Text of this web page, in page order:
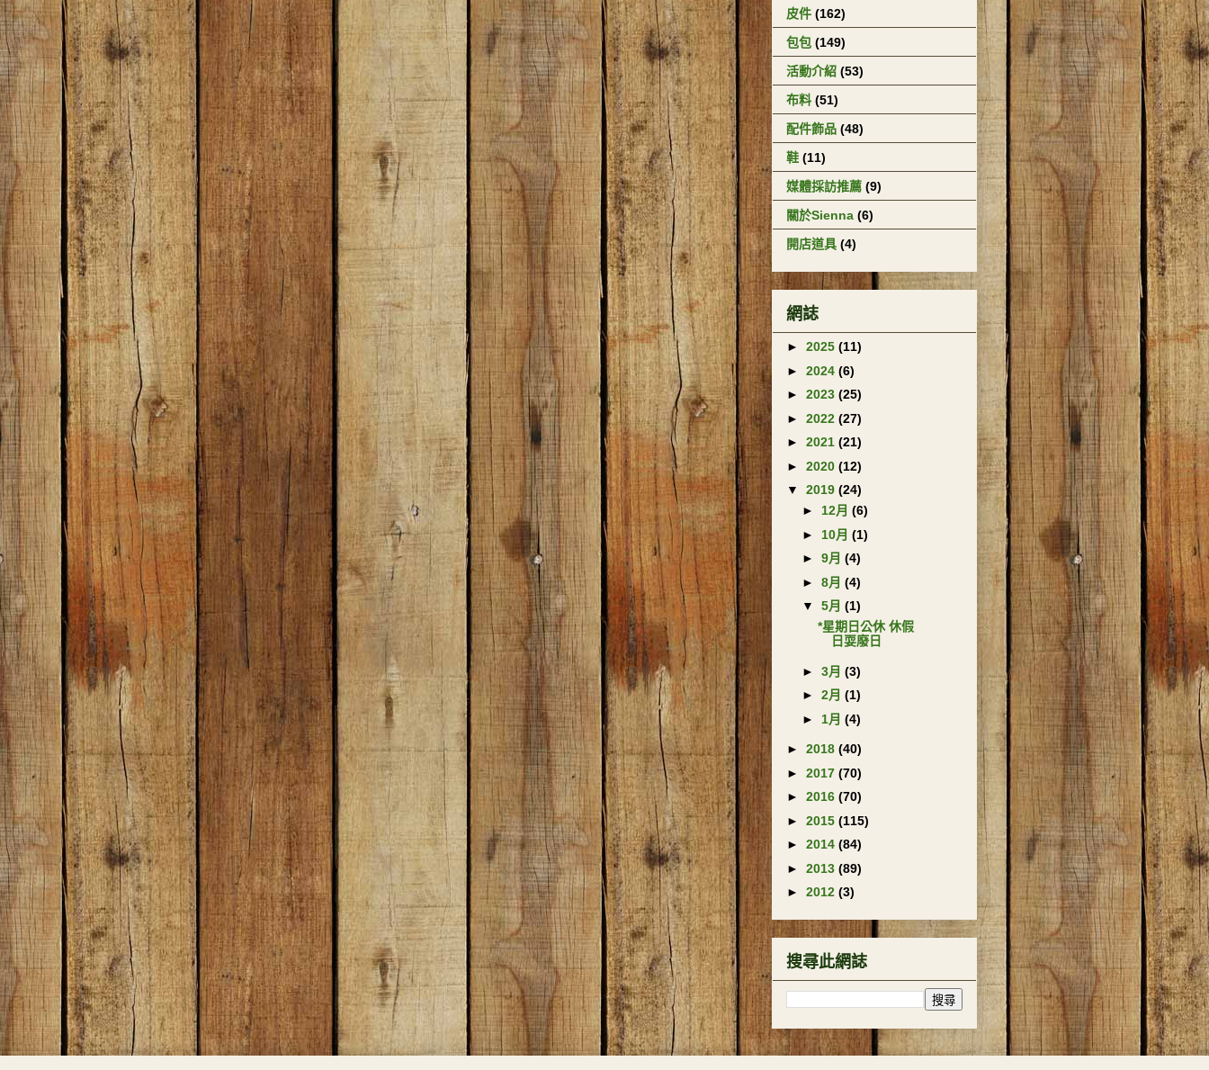
皮件 (162)
包包 (149)
活動介紹 (53)
布料 (51)
配件飾品 (48)
鞋 (11)
媒體採訪推薦 (9)
關於Sienna (6)
開店道具 (4)
網誌
► 2025 (11)
► 2024 (6)
► 2023 (25)
► 2022 (27)
► 2021 (21)
► 2020 (12)
▼ 2019 (24)
► 12月 (6)
► 10月 (1)
► 9月 (4)
► 8月 (4)
▼ 5月 (1)
*星期日公休 休假
日耍廢日
► 3月 (3)
► 2月 (1)
► 1月 (4)
► 2018 (40)
► 2017 (70)
► 2016 (70)
► 2015 (115)
► 2014 (84)
► 2013 (89)
► 2012 (3)
搜尋此網誌